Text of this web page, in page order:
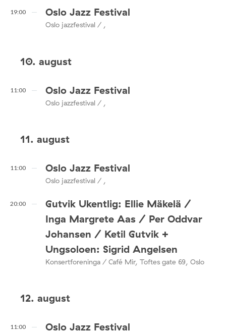
19:00 Oslo Jazz Festival
Oslo jazzfestival / ,
10. august
11:00 Oslo Jazz Festival
Oslo jazzfestival / ,
11. august
11:00 Oslo Jazz Festival
Oslo jazzfestival / ,
20:00
Gutvik Ukentlig: Ellie Mäkelä /
Inga Margrete Aas / Per Oddvar
Johansen / Ketil Gutvik +
Ungsoloen: Sigrid Angelsen
Konsertforeninga / Café Mir, Toftes gate 69, Oslo
12. august
11:00 Oslo Jazz Festival